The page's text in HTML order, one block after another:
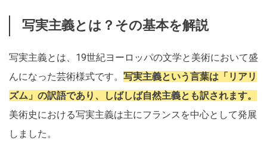
写実主義とは？その基本を解説
写実主義とは、19世紀ヨーロッパの文学と美術において盛
んになった芸術様式です。 写実主義という言葉は「リアリ
ズム」の訳語であり、しばしば自然主義とも訳されます。
美術史における写実主義は主にフランスを中心として発展
しました。